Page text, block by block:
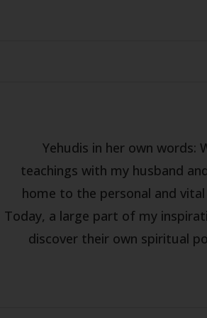
Yehudis in her own words:
teachings with my husband
home to the personal and
Today, a large part of my
discover their own spiritual